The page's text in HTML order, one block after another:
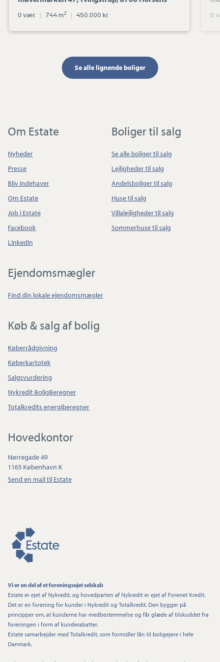
0 vær. | 744 m2 | 450.000 kr. 0
Se alle lignende boliger
Om Estate
Nyheder
Presse
Bliv indehaver
Om Estate
Job i Estate
Facebook
LinkedIn
Boliger til salg
Se alle boliger til salg
Lejligheder til salg
Andelsboliger til salg
Huse til salg
Villalejligheder til salg
Sommerhuse til salg
Ejendomsmægler
Find din lokale ejendomsmægler
Køb & salg af bolig
Køberrådgivning
Køberkartotek
Salgsvurdering
Nykredit BoligBeregner
Totalkredits energiberegner
Hovedkontor
Nørregade 49
1165 København K
Send en mail til Estate
Vi er en del af et foreningsejet selskab
Estate er ejet af Nykredit, og hovedparten af Nykredit er ejet af Forenet Kredit.
Det er en forening for kunder i Nykredit og Totalkredit. Den bygger på
principper om, at kunderne har medbestemmelse og får glæde af tilskuddet fra
foreningen i form af kunderabatter.
Estate samarbejder med Totalkredit, som formidler lån til boligejere i hele
Danmark.